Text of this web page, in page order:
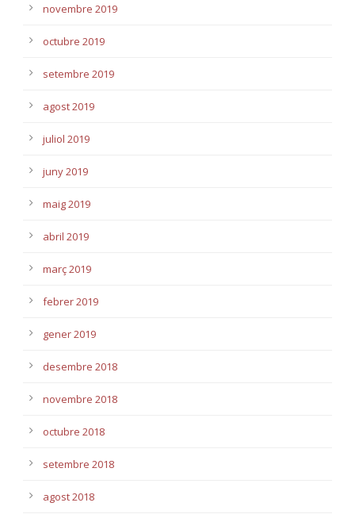
novembre 2019
octubre 2019
setembre 2019
agost 2019
juliol 2019
juny 2019
maig 2019
abril 2019
març 2019
febrer 2019
gener 2019
desembre 2018
novembre 2018
octubre 2018
setembre 2018
agost 2018